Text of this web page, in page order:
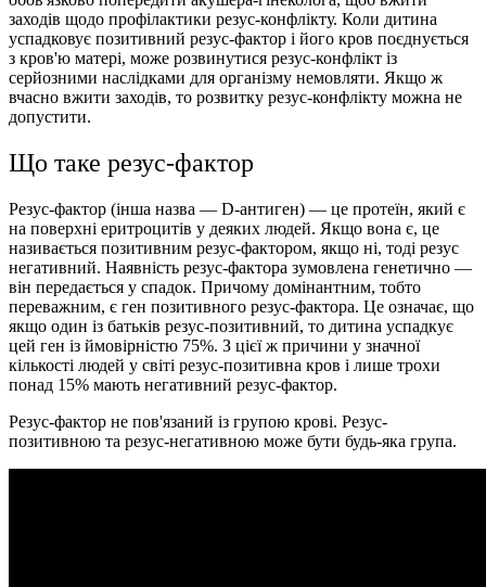
заходів щодо профілактики резус-конфлікту. Коли дитина
успадковує позитивний резус-фактор і його кров поєднується
з кров'ю матері, може розвинутися резус-конфлікт із
серйозними наслідками для організму немовляти. Якщо ж
вчасно вжити заходів, то розвитку резус-конфлікту можна не
допустити.
Що таке резус-фактор
Резус-фактор (інша назва — D-антиген) — це протеїн, який є
на поверхні еритроцитів у деяких людей. Якщо вона є, це
називається позитивним резус-фактором, якщо ні, тоді резус
негативний. Наявність резус-фактора зумовлена генетично —
він передається у спадок. Причому домінантним, тобто
переважним, є ген позитивного резус-фактора. Це означає, що
якщо один із батьків резус-позитивний, то дитина успадкує
цей ген із ймовірністю 75%. З цієї ж причини у значної
кількості людей у світі резус-позитивна кров і лише трохи
понад 15% мають негативний резус-фактор.
Резус-фактор не пов'язаний із групою крові. Резус-
позитивною та резус-негативною може бути будь-яка група.